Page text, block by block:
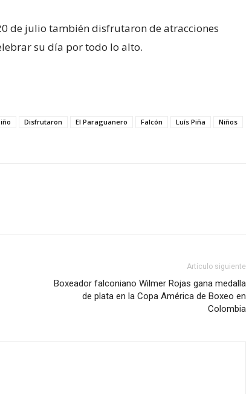
de julio también disfrutaron de atracciones
su día por todo lo alto.
Disfrutaron El Paraguanero Falcón Luís Piña
Niños
Artículo siguiente
Boxeador falconiano Wilmer Rojas gana medalla
de plata en la Copa América de Boxeo en
Colombia